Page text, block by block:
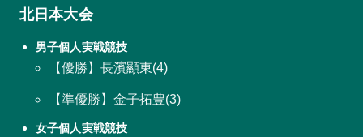
北日本大会
男子個人実戦競技
【優勝】長濱顯東(4)
【準優勝】金子拓豊(3)
女子個人実戦競技